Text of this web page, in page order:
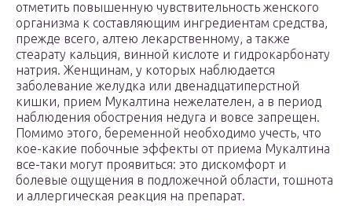
отметить повышенную чувствительность женского
организма к составляющим ингредиентам средства,
прежде всего, алтею лекарственному, а также
стеарату кальция, винной кислоте и гидрокарбонату
натрия. Женщинам, у которых наблюдается
заболевание желудка или двенадцатиперстной
кишки, прием Мукалтина нежелателен, а в период
наблюдения обострения недуга и вовсе запрещен.
Помимо этого, беременной необходимо учесть, что
кое-какие побочные эффекты от приема Мукалтина
все-таки могут проявиться: это дискомфорт и
болевые ощущения в подложечной области, тошнота
и аллергическая реакция на препарат.